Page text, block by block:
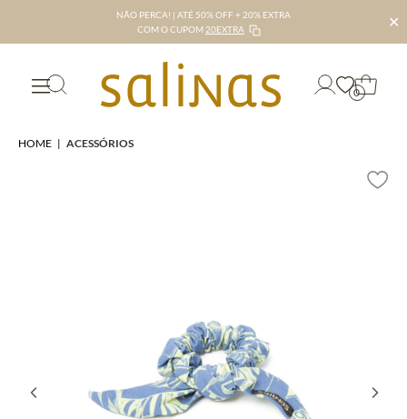
NÃO PERCA! | ATÉ 50% OFF + 20% EXTRA
COM O CUPOM 20EXTRA ✕
0
HOME | ACESSÓRIOS